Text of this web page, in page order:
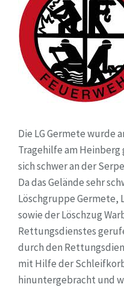
Die LG Germete wurde
Tragehilfe am
sich schwer an der
Da das Gelände sehr
Löschgruppe Germete,
sowie der Löschzug
Rettungsdienstes
durch den
mit Hilfe der
hinuntergebracht und